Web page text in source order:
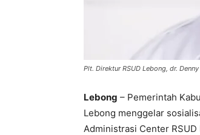
Plt. Direktur RSUD Lebong, dr.
Lebong – Pemerintah
Lebong menggelar
Administrasi Center